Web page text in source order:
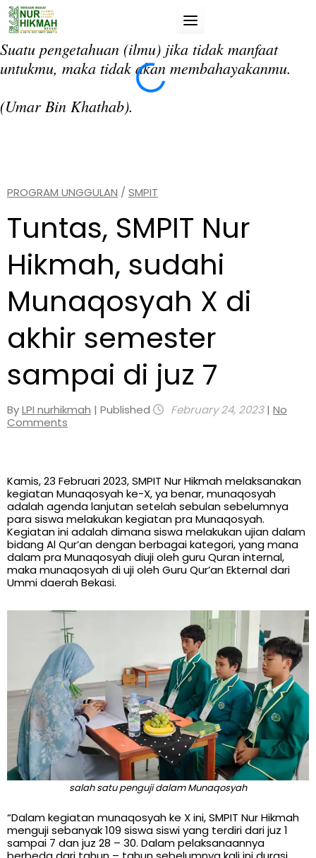
Skip
Suatu pengetahuan (ilmu) jika tidak manfaat
untukmu, maka tidak akan membahayakanmu.
(Umar Bin Khathab).
PROGRAM UNGGULAN / SMPIT
Tuntas, SMPIT Nur
Hikmah, sudahi
Munaqosyah X di
akhir semester
sampai di juz 7
ByLPI nurhikmah | Published February 24, 2023| No
Comments
Kamis, 23 Februari 2023, SMPIT Nur Hikmah melaksanakan
kegiatan Munaqosyah ke-X, ya benar, munaqosyah
adalah agenda lanjutan setelah sebulan sebelumnya
para siswa melakukan kegiatan pra Munaqosyah.
Kegiatan ini adalah dimana siswa melakukan ujian dalam
bidang Al Qur’an dengan berbagai kategori, yang mana
dalam pra Munaqosyah diuji oleh guru Quran internal,
maka munaqosyah di uji oleh Guru Qur’an Ekternal dari
Ummi daerah Bekasi.
salah satu penguji dalam Munaqosyah
“Dalam kegiatan munaqosyah ke X ini, SMPIT Nur Hikmah
menguji sebanyak 109 siswa siswi yang terdiri dari juz 1
sampai 7 dan juz 28 – 30. Dalam pelaksanaannya